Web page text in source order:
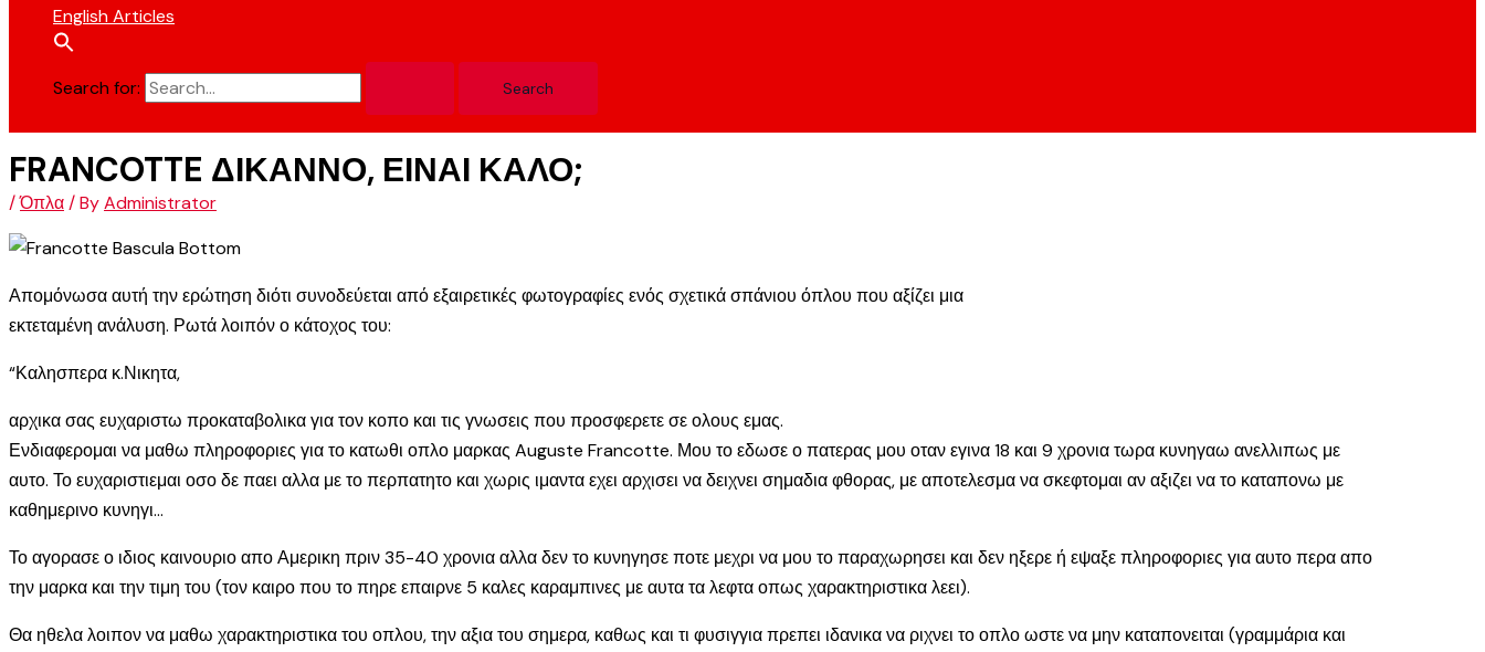
English Articles
Search for:
FRANCOTTE ΔΙΚΑΝΝΟ, ΕΙΝΑΙ ΚΑΛΟ;
/Όπλα/ ByAdministrator
Απομόνωσα αυτή την ερώτηση διότι συνοδεύεται από εξαιρετικές φωτογραφίες ενός σχετικά σπάνιου όπλου που αξίζει μια
εκτεταμένη ανάλυση. Ρωτά λοιπόν ο κάτοχος του:
“Καλησπερα κ.Νικητα,
αρχικα σας ευχαριστω προκαταβολικα για τον κοπο και τις γνωσεις που προσφερετε σε ολους εμας.
Ενδιαφερομαι να μαθω πληροφοριες για το κατωθι οπλο μαρκας Auguste Francotte. Μου το εδωσε ο πατερας μου οταν εγινα 18 και 9 χρονια τωρα κυνηγαω ανελλιπως με
αυτο. Το ευχαριστιεμαι οσο δε παει αλλα με το περπατητο και χωρις ιμαντα εχει αρχισει να δειχνει σημαδια φθορας, με αποτελεσμα να σκεφτομαι αν αξιζει να το καταπονω με
καθημερινο κυνηγι…
Το αγορασε ο ιδιος καινουριο απο Αμερικη πριν 35-40 χρονια αλλα δεν το κυνηγησε ποτε μεχρι να μου το παραχωρησει και δεν ηξερε ή εψαξε πληροφοριες για αυτο περα απο
την μαρκα και την τιμη του (τον καιρο που το πηρε επαιρνε 5 καλες καραμπινες με αυτα τα λεφτα οπως χαρακτηριστικα λεει).
Θα ηθελα λοιπον να μαθω χαρακτηριστικα του οπλου, την αξια του σημερα, καθως και τι φυσιγγια πρεπει ιδανικα να ριχνει το οπλο ωστε να μην καταπονειται (γραμμάρια και